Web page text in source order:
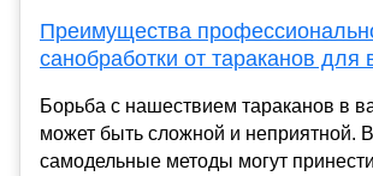
Преимущества
санобработки от тараканов
Борьба с нашествием тараканов в
может быть сложной и неприятной.
самодельные методы могут